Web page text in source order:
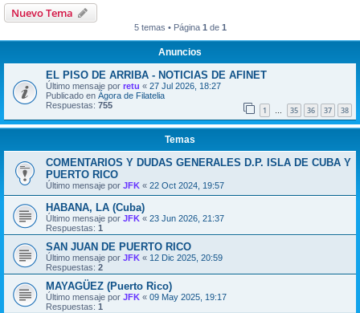
Nuevo Tema
5 temas • Página 1 de 1
Anuncios
EL PISO DE ARRIBA - NOTICIAS DE AFINET
Último mensaje por retu « 27 Jul 2026, 18:27
Publicado en Ágora de Filatelia
Respuestas: 755 1 … 35 36 37 38
Temas
COMENTARIOS Y DUDAS GENERALES D.P. ISLA DE CUBA Y
PUERTO RICO
Último mensaje por JFK « 22 Oct 2024, 19:57
HABANA, LA (Cuba)
Último mensaje por JFK « 23 Jun 2026, 21:37
Respuestas: 1
SAN JUAN DE PUERTO RICO
Último mensaje por JFK « 12 Dic 2025, 20:59
Respuestas: 2
MAYAGÜEZ (Puerto Rico)
Último mensaje por JFK « 09 May 2025, 19:17
Respuestas: 1